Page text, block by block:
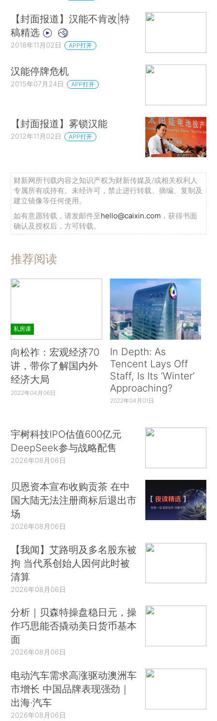
【封面报道】汉能不肯改|特
稿精选
2018年11月02日 APP打开
汉能停牌危机
2015年07月24日 APP打开
【封面报道】雾锁汉能
2012年11月02日 APP打开
财新网所刊载内容之知识产权为财新传媒及/或相关权利人
专属所有或持有。未经许可，禁止进行转载、摘编、复制及
建立镜像等任何使用。
如有意愿转载，请发邮件至hello@caixin.com ，获得书面
确认及授权后，方可转载。
推荐阅读
私房课
向松祚：宏观经济70
讲，带你了解国内外
经济大局
2022年04月06日
In Depth: As
Tencent Lays Off
Staff, Is Its ‘Winter’
Approaching?
2022年04月01日
宇树科技IPO估值600亿元
DeepSeek参与战略配售
2026年08月06日
贝恩资本宣布收购贡茶 在中
国大陆无法注册商标后退出市
场
2026年08月06日
【我闻】艾路明及多名股东被
拘 当代系创始人因何此时被
清算
2026年08月06日
分析｜贝森特操盘稳日元，操
作巧思能否撬动美日货币基本
面
2026年08月06日
电动汽车需求高涨驱动澳洲车
市增长 中国品牌表现强劲｜
出海·汽车
2026年08月06日